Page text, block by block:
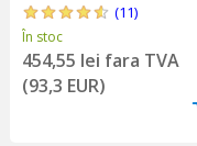
(11)
În stoc
454,55 lei fara TVA
(93,3 EUR)